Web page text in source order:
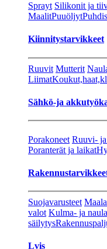
Sprayt Silikonit ja
MaalitPuuöljyt
Kiinnitystarvikkeet
Ruuvit Mutterit
Liimat
Sähkö-ja
Porakoneet Ruuvi-
Poranterät ja laikat
Suojavarusteet
valot Kulma- ja
säilytys
Lvis